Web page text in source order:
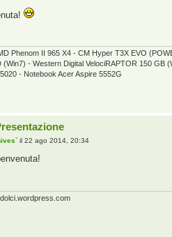
Phenom II 965 X4 - CM Hyper T3X EVO
(Win7) - Western Digital VelociRAPTOR 150
- Notebook Acer Aspire 5552G
il 22 ago 2014, 20:34